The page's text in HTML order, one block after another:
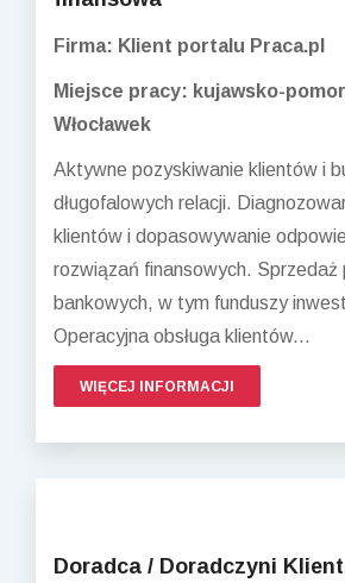
Firma: Klient portalu Praca.pl
Miejsce pracy: kujawsko-
Włocławek
Aktywne pozyskiwanie klientów i
długofalowych relacji.
klientów i dopasowywanie
rozwiązań finansowych. Sprzedaż
bankowych, w tym funduszy
Operacyjna obsługa klientów...
WIĘCEJ INFORMACJI
Doradca / Doradczyni